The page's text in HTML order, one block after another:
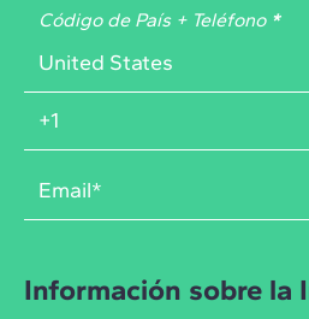
Código de País + Teléfono *
Información sobre la